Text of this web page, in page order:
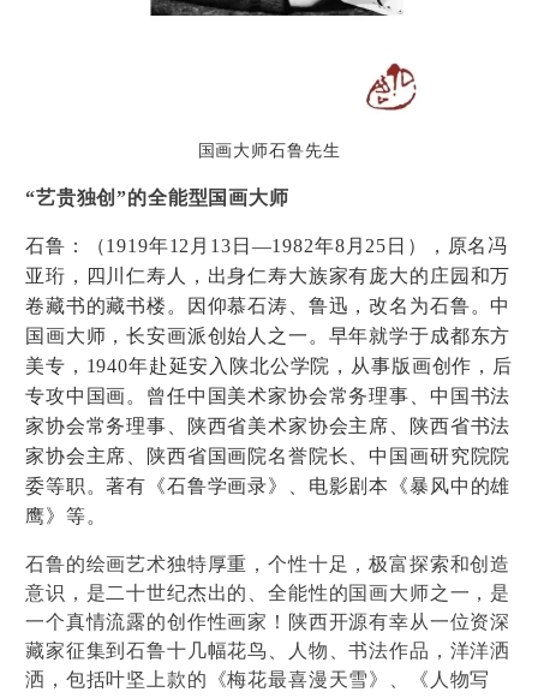
国画大师石鲁先生
“艺贵独创”的全能型国画大师
石鲁：（1919年12 月 13 日 —1982年8 月 25 日），原名 冯
亚珩，四川仁寿人，出身仁寿大族家有庞大的庄园和万
卷藏书的藏书楼。因仰慕石涛、 鲁迅，改名 为石鲁。中
国画大师 ，长安画派创始人之一 。早年就学于成都东方
美专，1940年赴延安入 陕北公学院，从事版画创作，后
专攻中国画。曾任中国美术家协会常务理事、中国 书法
家协会常务理事、 陕西省美术家协会主席、 陕西省书法
家协会主席、 陕西省国画院名誉院长 、中国画研究院院
委等职 。著有《石鲁学画录》、 电影剧本《暴 风中的雄
鹰》等。
石鲁的绘画艺术独特厚重，个性十足，极富探索和创造
意识，是二十世纪杰出的、全能性的国画大师之一，是
一个真情流露的创作性画家！陕西开源有幸从一位资深
藏家征集到石鲁十几幅花鸟、人物、书法作品，洋洋洒
洒，包括叶坚上款的《梅花最喜漫天雪》、《人物写